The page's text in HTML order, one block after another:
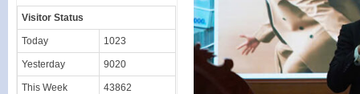
Visitor Status
Today 1023
Yesterday 9020
This Week 43862